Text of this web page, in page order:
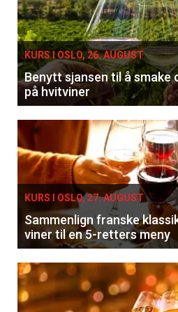
KURS I OSLO, 26. AUGUST
Benytt sjansen til å
på hvitviner
KURS I OSLO, 27. AUGUST
Sammenlign franske
viner til en 5-retters meny